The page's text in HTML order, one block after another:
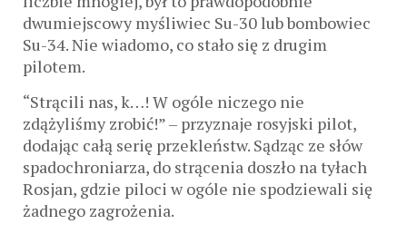
dwumiejscowy myśliwiec Su-30 lub bombowiec
Su-34. Nie wiadomo, co stało się z drugim
pilotem.
“Strącili nas, k…! W ogóle niczego nie
zdążyliśmy zrobić!” – przyznaje rosyjski pilot,
dodając całą serię przekleństw. Sądząc ze słów
spadochroniarza, do strącenia doszło na tyłach
Rosjan, gdzie piloci w ogóle nie spodziewali się
żadnego zagrożenia.